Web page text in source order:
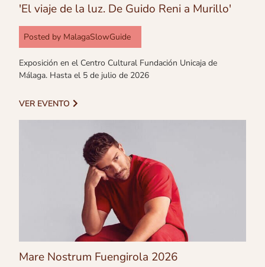
'El viaje de la luz. De Guido Reni a Murillo'
Posted by MalagaSlowGuide
Exposición en el Centro Cultural Fundación Unicaja de
Málaga. Hasta el 5 de julio de 2026
VER EVENTO
Mare Nostrum Fuengirola 2026